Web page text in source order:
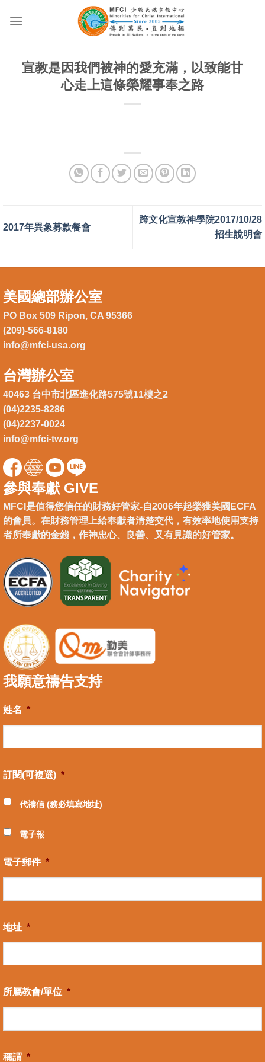
宣教是因我們被神的愛充滿，以致能甘
心走上這條榮耀事奉之路
2017年異象募款餐會
跨文化宣教神學院2017/10/28
招生說明會
美國總部辦公室
PO Box 509 Ripon, CA 95366
(209)-566-8180
info@mfci-usa.org
台灣辦公室
40463 台中市北區進化路575號11樓之2
(04)2235-8286
(04)2237-0024
info@mfci-tw.org
參與奉獻 GIVE
MFCI是值得您信任的財務好管家-自2006年起榮獲美國ECFA
的會員。在財務管理上給奉獻者清楚交代，有效率地使用支持
者所奉獻的金錢，作神忠心、良善、又有見識的好管家。
我願意禱告支持
姓名 *
訂閱(可複選) *
代禱信 (務必填寫地址)
電子報
電子郵件 *
地址 *
所屬教會/單位 *
稱謂 *